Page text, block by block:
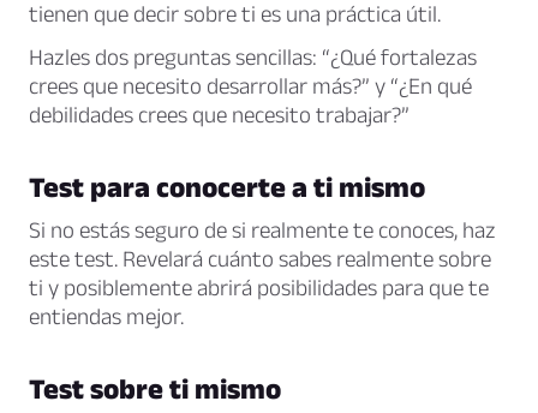
tienen que decir sobre ti es una práctica útil.
Hazles dos preguntas sencillas: “¿Qué fortalezas
crees que necesito desarrollar más?” y “¿En qué
debilidades crees que necesito trabajar?”
Test para conocerte a ti mismo
Si no estás seguro de si realmente te conoces, haz
este test. Revelará cuánto sabes realmente sobre
ti y posiblemente abrirá posibilidades para que te
entiendas mejor.
Test sobre ti mismo